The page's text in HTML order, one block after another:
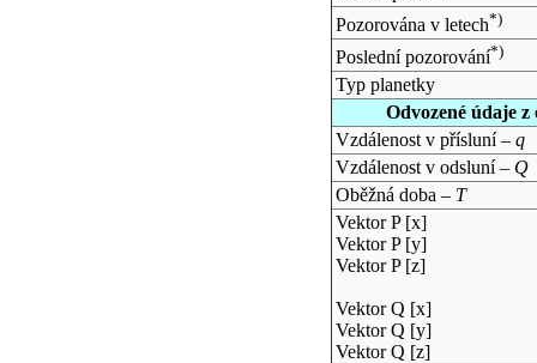
Pozorována v letech*)
Poslední pozorování*)
Typ planetky
Odvozené údaje
Vzdálenost v přísluní – q
Vzdálenost v odsluní – Q
Oběžná doba – T
Vektor P [x]
Vektor P [y]
Vektor P [z]
Vektor Q [x]
Vektor Q [y]
Vektor Q [z]